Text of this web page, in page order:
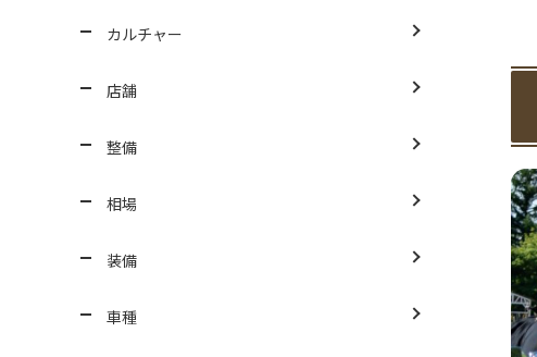
カルチャー
店舗
整備
相場
装備
車種